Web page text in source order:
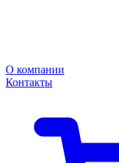
О компании
Контакты